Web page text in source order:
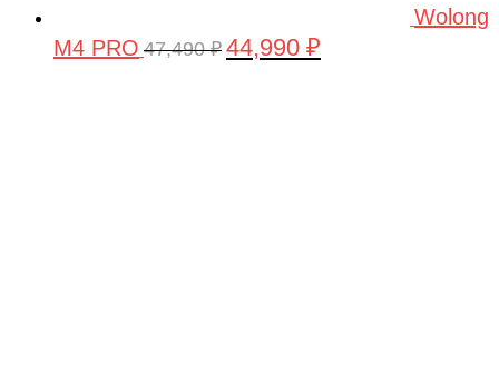
Wolong
M4 PRO 47,490₽ Первоначальная
44,990 ₽